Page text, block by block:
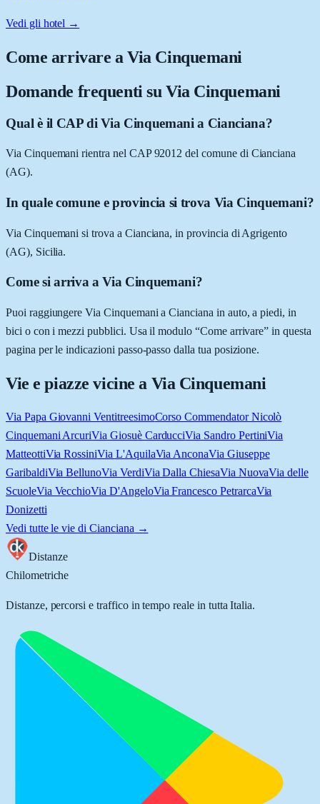
Vedi gli hotel →
Come arrivare aVia Cinquemani
Domande frequenti su Via Cinquemani
Qual è il CAP di Via Cinquemani a Cianciana?
Via Cinquemani rientra nel CAP 92012 del comune di Cianciana
(AG).
In quale comune e provincia si trova Via Cinquemani?
Via Cinquemani si trova a Cianciana, in provincia di Agrigento
(AG), Sicilia.
Come si arriva a Via Cinquemani?
Puoi raggiungere Via Cinquemani a Cianciana in auto, a piedi, in
bici o con i mezzi pubblici. Usa il modulo “Come arrivare” in questa
pagina per le indicazioni passo-passo dalla tua posizione.
Vie e piazze vicine a Via Cinquemani
Via Papa Giovanni VentitreesimoCorso Commendator Nicolò
Cinquemani ArcuriVia Giosuè CarducciVia Sandro PertiniVia
MatteottiVia RossiniVia L'AquilaVia AnconaVia Giuseppe
GaribaldiVia BellunoVia VerdiVia Dalla ChiesaVia NuovaVia delle
ScuoleVia VecchioVia D'AngeloVia Francesco PetrarcaVia
Donizetti
Vedi tutte le vie di Cianciana →
Distanze
Chilometriche
Distanze, percorsi e traffico in tempo reale in tutta Italia.